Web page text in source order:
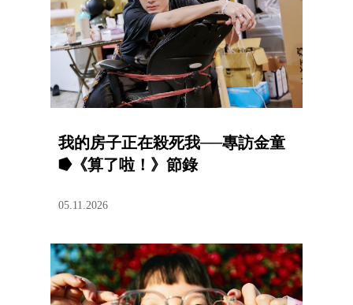
我的房子正在殺死我──專訪金童
⭓《算了啦！》節錄
05.11.2026